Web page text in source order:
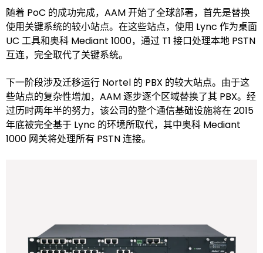
随着 PoC 的成功完成，AAM 开始了全球部署，首先是替换
使用关键系统的较小站点。在这些站点，使用 Lync 作为桌面
UC 工具和奥科 Mediant 1000，通过 T1 接口处理本地 PSTN
互连，完全取代了关键系统。
下一阶段涉及迁移运行 Nortel 的 PBX 的较大站点。由于这
些站点的复杂性增加，AAM 逐步逐个区域替换了其 PBX。经
过历时两年半的努力，该公司的整个通信基础设施将在 2015
年底被完全基于 Lync 的环境所取代，其中奥科 Mediant
1000 网关将处理所有 PSTN 连接。